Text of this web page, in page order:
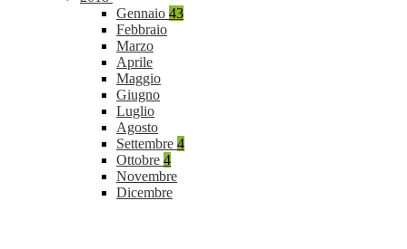
Gennaio 43
Febbraio
Marzo
Aprile
Maggio
Giugno
Luglio
Agosto
Settembre 4
Ottobre 4
Novembre
Dicembre